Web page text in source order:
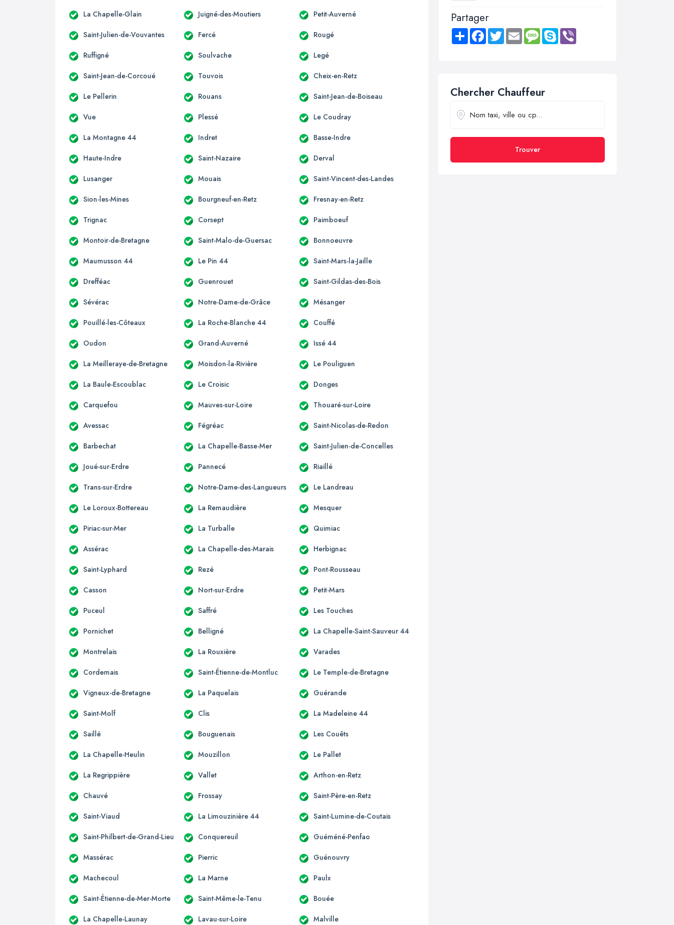
La Chapelle-Glain Juigné-des-Moutiers Petit-Auverné
Saint-Julien-de-Vouvantes Fercé Rougé
Ruffigné Soulvache Legé
Saint-Jean-de-Corcoué Touvois Cheix-en-Retz
Le Pellerin Rouans Saint-Jean-de-Boiseau
Vue Plessé Le Coudray
La Montagne 44 Indret Basse-Indre
Haute-Indre Saint-Nazaire Derval
Lusanger Mouais Saint-Vincent-des-Landes
Sion-les-Mines Bourgneuf-en-Retz Fresnay-en-Retz
Trignac Corsept Paimboeuf
Montoir-de-Bretagne Saint-Malo-de-Guersac Bonnoeuvre
Maumusson 44 Le Pin 44 Saint-Mars-la-Jaille
Drefféac Guenrouet Saint-Gildas-des-Bois
Sévérac Notre-Dame-de-Grâce Mésanger
Pouillé-les-Côteaux La Roche-Blanche 44 Couffé
Oudon Grand-Auverné Issé 44
La Meilleraye-de-Bretagne Moisdon-la-Rivière Le Pouliguen
La Baule-Escoublac Le Croisic Donges
Carquefou Mauves-sur-Loire Thouaré-sur-Loire
Avessac Fégréac Saint-Nicolas-de-Redon
Barbechat La Chapelle-Basse-Mer Saint-Julien-de-Concelles
Joué-sur-Erdre Pannecé Riaillé
Trans-sur-Erdre Notre-Dame-des-Langueurs Le Landreau
Le Loroux-Bottereau La Remaudière Mesquer
Piriac-sur-Mer La Turballe Quimiac
Assérac La Chapelle-des-Marais Herbignac
Saint-Lyphard Rezé Pont-Rousseau
Casson Nort-sur-Erdre Petit-Mars
Puceul Saffré Les Touches
Pornichet Belligné La Chapelle-Saint-Sauveur 44
Montrelais La Rouxière Varades
Cordemais Saint-Étienne-de-Montluc Le Temple-de-Bretagne
Vigneux-de-Bretagne La Paquelais Guérande
Saint-Molf Clis La Madeleine 44
Saillé Bouguenais Les Couêts
La Chapelle-Heulin Mouzillon Le Pallet
La Regrippière Vallet Arthon-en-Retz
Chauvé Frossay Saint-Père-en-Retz
Saint-Viaud La Limouzinière 44 Saint-Lumine-de-Coutais
Saint-Philbert-de-Grand-Lieu Conquereuil Guéméné-Penfao
Massérac Pierric Guénouvry
Machecoul La Marne Paulx
Saint-Étienne-de-Mer-Morte Saint-Même-le-Tenu Bouée
La Chapelle-Launay Lavau-sur-Loire Malville
Partager
Share FacebookTwitter Email MessageSkype
Chercher Chauffeur
Trouver